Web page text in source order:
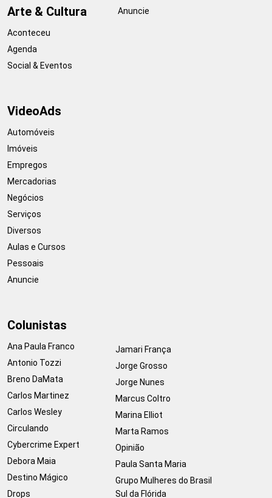
Arte & Cultura
Aconteceu
Agenda
Social & Eventos
Anuncie
VideoAds
Automóveis
Imóveis
Empregos
Mercadorias
Negócios
Serviços
Diversos
Aulas e Cursos
Pessoais
Anuncie
Colunistas
Ana Paula Franco
Antonio Tozzi
Breno DaMata
Carlos Martinez
Carlos Wesley
Circulando
Cybercrime Expert
Debora Maia
Destino Mágico
Drops
Jamari França
Jorge Grosso
Jorge Nunes
Marcus Coltro
Marina Elliot
Marta Ramos
Opinião
Paula Santa Maria
Grupo Mulheres do Brasil
Sul da Flórida